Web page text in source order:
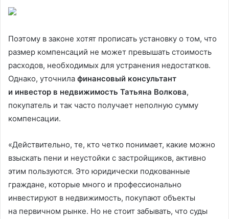
Поэтому в законе хотят прописать установку о том, что
размер компенсаций не может превышать стоимость
расходов, необходимых для устранения недостатков.
Однако, уточнила финансовый консультант
и инвестор в недвижимость Татьяна Волкова,
покупатель и так часто получает неполную сумму
компенсации.
«Действительно, те, кто четко понимает, какие можно
взыскать пени и неустойки с застройщиков, активно
этим пользуются. Это юридически подкованные
граждане, которые много и профессионально
инвестируют в недвижимость, покупают объекты
на первичном рынке. Но не стоит забывать, что суды